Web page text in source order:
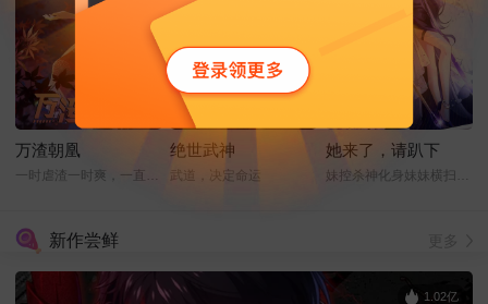
万渣朝凰
一时虐渣一时爽，一直虐渣一直爽
绝世武神
武道，决定命运
她来了，请趴下
妹控杀神化身妹妹横扫娱乐圈
新作尝鲜
1.02亿